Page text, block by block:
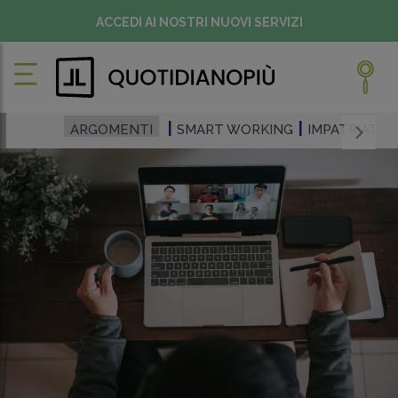
ACCEDI AI NOSTRI NUOVI SERVIZI
ARGOMENTI SMART WORKING IMPATRIATI